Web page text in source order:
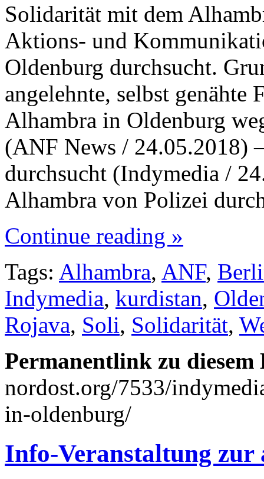
Solidarität mit dem
Aktions- und
Oldenburg durchsucht.
angelehnte, selbst genähte
Alhambra in Oldenburg
(ANF News / 24.05.2018)
durchsucht (Indymedia /
Alhambra von Polizei
Continue reading »
Tags: Alhambra, ANF,
Indymedia, kurdistan,
Rojava, Soli, Solidarität,
Permanentlink zu
nordost.org/7533/
in-oldenburg/
Info-Veranstaltung